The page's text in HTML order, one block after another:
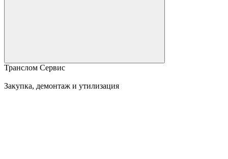
Транслом Сервис
Закупка, демонтаж и утилизация